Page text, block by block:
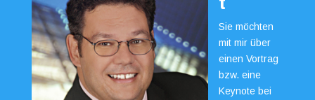
Sie möchten
mit mir über
einen Vortrag
bzw. eine
Keynote bei